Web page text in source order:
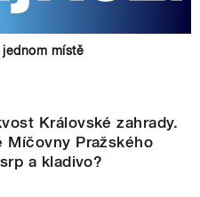
místě
Královské zahrady.
Míčovny Pražského
a kladivo?